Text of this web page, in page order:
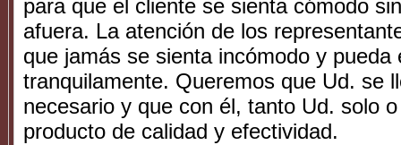
para que el cliente se sienta cómodo
afuera. La atención de los
que jamás se sienta incómodo y
tranquilamente. Queremos que Ud. se
necesario y que con él, tanto Ud. solo
producto de calidad y efectividad.